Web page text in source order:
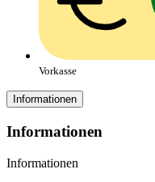
Vorkasse
Informationen
Informationen
Informationen